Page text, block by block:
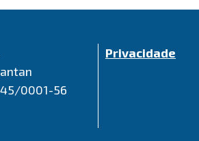
0001-56
Privacidade